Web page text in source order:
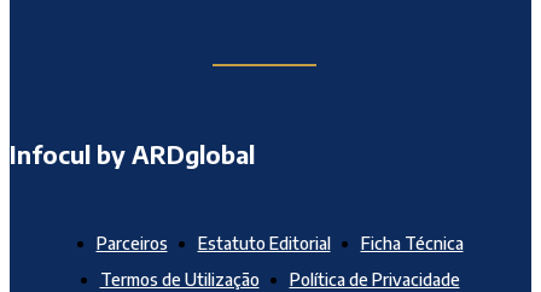
Infocul by ARDglobal
Parceiros Estatuto Editorial
Ficha Técnica
Termos de Utilização
Política de Privacidade